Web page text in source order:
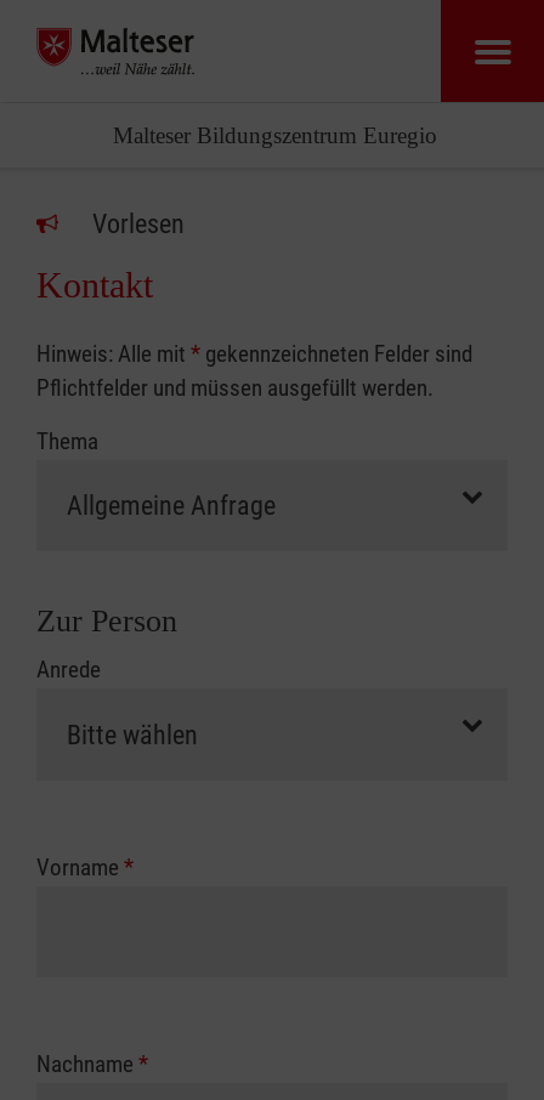
Malteser Bildungszentrum Euregio
Vorlesen
Kontakt
Hinweis: Alle mit * gekennzeichneten Felder sind
Pflichtfelder und müssen ausgefüllt werden.
Thema
Zur Person
Anrede
Vorname *
Nachname *